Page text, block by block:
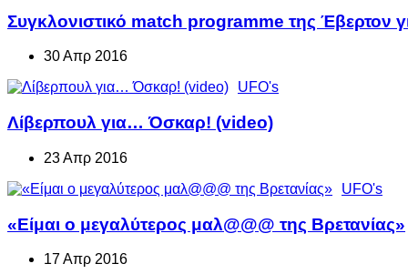
Συγκλονιστικό match programme της Έβερτον
30 Απρ 2016
UFO's
Λίβερπουλ για… Όσκαρ! (video)
23 Απρ 2016
UFO's
«Είμαι ο μεγαλύτερος μαλ@@@ της Βρετανίας»
17 Απρ 2016